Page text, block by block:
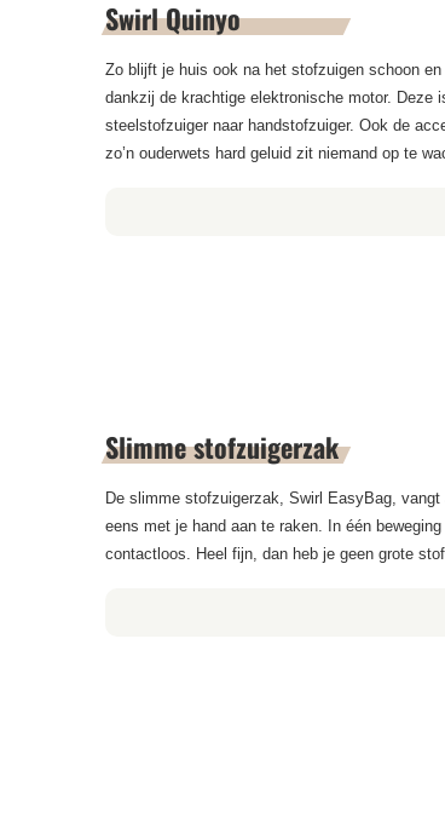
Swirl Quinyo
Zo blijft je huis ook na het stofzuigen schoon
dankzij de krachtige elektronische motor. Deze
steelstofzuiger naar handstofzuiger. Ook de
zo’n ouderwets hard geluid zit niemand op te
Slimme stofzuigerzak
De slimme stofzuigerzak, Swirl EasyBag,
eens met je hand aan te raken. In één
contactloos. Heel fijn, dan heb je geen grote